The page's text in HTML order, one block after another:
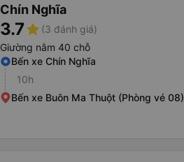
Chín Nghĩa
3.7star (3 đánh giá)
Giường nằm 40 chỗ
Bến xe Chín Nghĩa
10h
Bến xe Buôn Ma Thuột (Phòng vé 08)